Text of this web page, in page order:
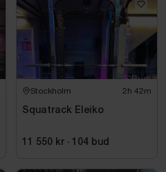
Stockholm 2h 42m
Squatrack Eleiko
11 550 kr · 104 bud